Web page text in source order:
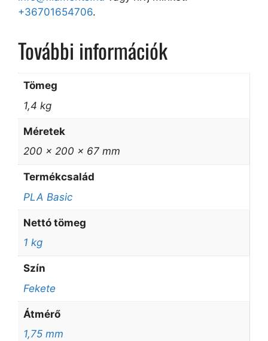
+36701654706.
További információk
Tömeg
1,4 kg
Méretek
200 × 200 × 67 mm
Termékcsalád
PLA Basic
Nettó tömeg
1 kg
Szín
Fekete
Átmérő
1,75 mm